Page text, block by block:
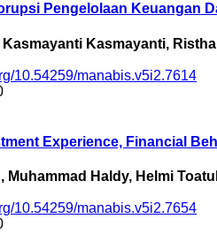
Pengelolaan Keuangan
Kasmayanti Kasmayanti,
10.54259/manabis.v5i2.7614
Experience, Financial
Muhammad Haldy, Helmi
10.54259/manabis.v5i2.7654